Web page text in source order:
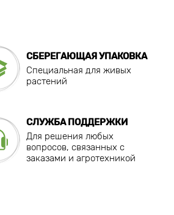
СБЕРЕГАЮЩАЯ УПАКОВКА
Специальная для живых
растений
СЛУЖБА ПОДДЕРЖКИ
Для решения любых
вопросов, связанных с
заказами и агротехникой